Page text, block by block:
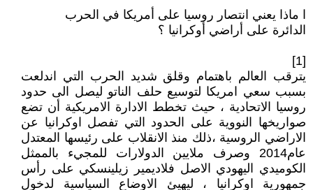
ا ماذا يعني انتصار روسيا على أمريكا في الحرب
الدائرة على أراضي أوكرانيا ؟
[1]
يترقب العالم باهتمام وقلق شديد الحرب التي اندلعت
بسبب سعي امريكا لتوسيع حلف الناتو ليصل الى حدود
روسيا الاتحادية ، حيث تخطط الادارة الامريكية أن تضع
صواريخها النووية على الحدود التي تفصل اوكرانيا عن
الاراضي الروسية ،ذلك منذ الانقلاب على رئيسها المعتدل
عام2014 وصرف ملايين الدولارات للمجيء بالممثل
الكوميدي اليهودي الاصل فلاديمير زيلينسكي على رأس
جمهورية اوكرانيا ، ليهيئ الاوضاع السياسية لدخول